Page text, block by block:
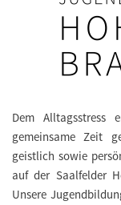
Dem Alltagsstress
gemeinsame Zeit
geistlich sowie
auf der Saalfelder
Unsere